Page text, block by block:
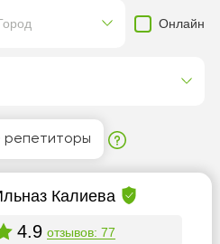
репетиторы
Калиева
4.9 отзывов: 77
Онлайн